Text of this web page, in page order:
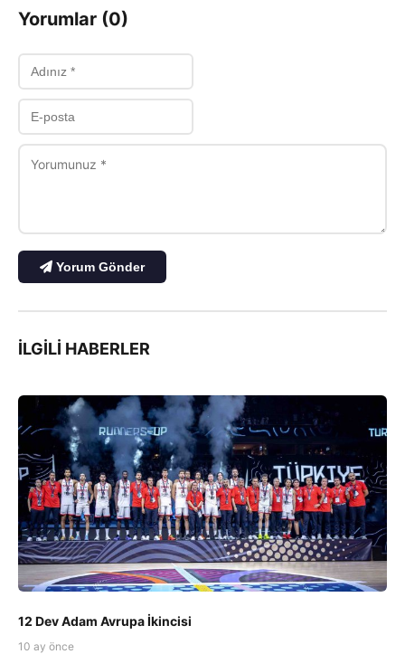
Yorumlar (0)
Yorum Gönder
İLGILI HABERLER
12 Dev Adam Avrupa İkincisi
10 ay önce